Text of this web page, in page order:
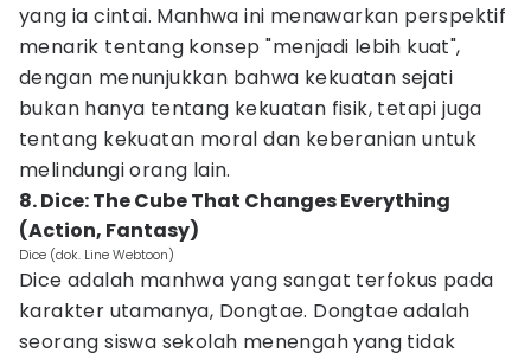
yang ia cintai. Manhwa ini menawarkan perspektif
menarik tentang konsep "menjadi lebih kuat",
dengan menunjukkan bahwa kekuatan sejati
bukan hanya tentang kekuatan fisik, tetapi juga
tentang kekuatan moral dan keberanian untuk
melindungi orang lain.
8. Dice: The Cube That Changes Everything
(Action, Fantasy)
Dice (dok. Line Webtoon)
Dice adalah manhwa yang sangat terfokus pada
karakter utamanya, Dongtae. Dongtae adalah
seorang siswa sekolah menengah yang tidak